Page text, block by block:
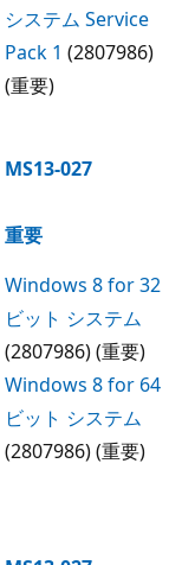
システム Service
Pack 1 (2807986)
(重要)
MS13-027
重要
Windows 8 for 32
ビット システム
(2807986) (重要)
Windows 8 for 64
ビット システム
(2807986) (重要)